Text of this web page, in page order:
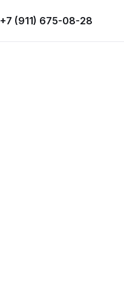
+7 (911) 675-08-28